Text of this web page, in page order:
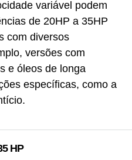
variável podem
de 20HP a 35HP
com diversos
versões com
e óleos de longa
específicas, como a
HP